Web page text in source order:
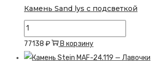
Камень Sand lys с подсветкой
Количество
товара
Камень
77138 ₽ В корзину